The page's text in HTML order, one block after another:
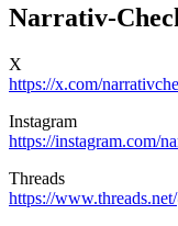
Narrativ-
X
https://x.com/
Instagram
https://instagram.com/
Threads
https://